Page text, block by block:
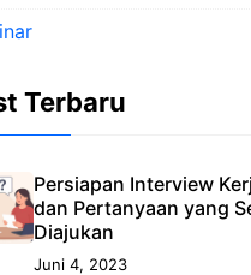
Terbaru
Persiapan Interview
dan Pertanyaan yang
Diajukan
Juni 4, 2023